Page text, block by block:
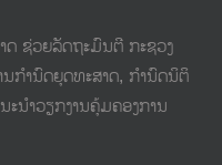
ຊ່ວຍລັດຖະມົນຕີ ກະຊວງ
ກຳນົດຍຸດທະສາດ, ກຳນົດນິຕິ
ນຳວຽກງານຄຸ້ມຄອງການ